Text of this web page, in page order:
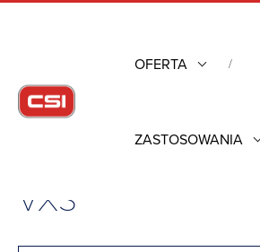
OFERTA
ZASTOSOWANIA
Obudowy przemysłowe
VXS